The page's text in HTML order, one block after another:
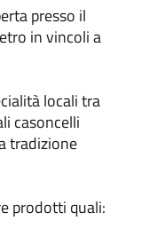
presso il
in vincoli a
locali tra
casoncelli
tradizione
prodotti quali: